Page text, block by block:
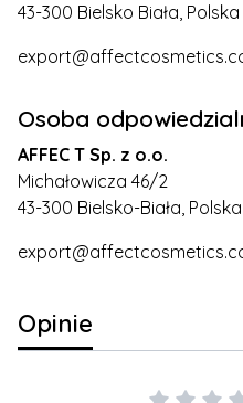
43-300 Bielsko Biała, Polska
Osoba
AFFEC T Sp. z o.o.
Michałowicza 46/2
43-300 Bielsko-Biała, Polska
Opinie